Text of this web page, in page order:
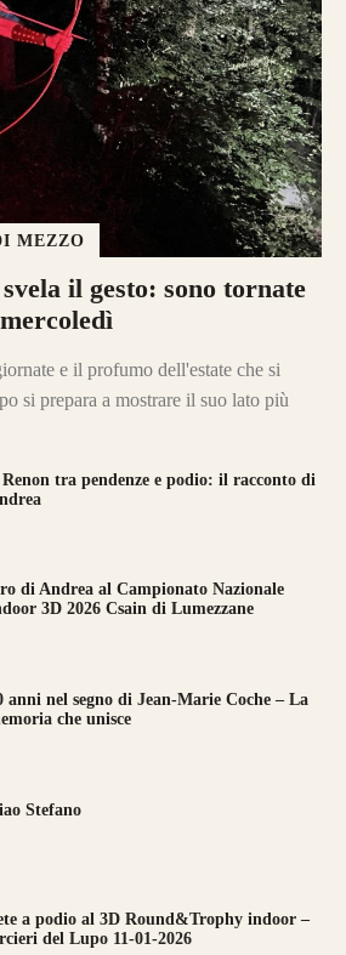
MEZZO
il gesto: sono tornate
e il profumo dell'estate che si
si prepara a mostrare il suo lato più
tra pendenze e podio: il racconto di
di Andrea al Campionato Nazionale
3D 2026 Csain di Lumezzane
anni nel segno di Jean-Marie Coche – La
che unisce
Stefano
a podio al 3D Round&Trophy indoor –
del Lupo 11-01-2026